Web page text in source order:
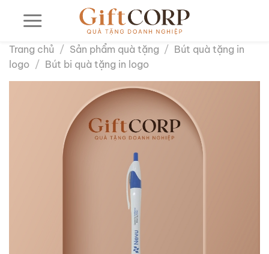
dung
Trang chủ / Sản phẩm quà tặng / Bút quà tặng in
logo / Bút bi quà tặng in logo